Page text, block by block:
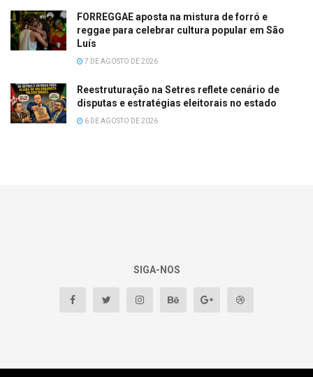
FORREGGAE aposta na mistura de forró e
reggae para celebrar cultura popular em São
Luís
7 DE AGOSTO DE 2026
Reestruturação na Setres reflete cenário de
disputas e estratégias eleitorais no estado
6 DE AGOSTO DE 2026
SIGA-NOS